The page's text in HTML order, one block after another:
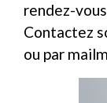
rendez-
Contactez
ou par